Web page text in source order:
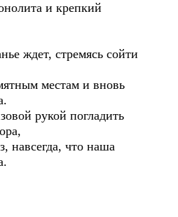
и крепкий
ждет, стремясь сойти
местам и вновь
рукой погладить
навсегда, что наша